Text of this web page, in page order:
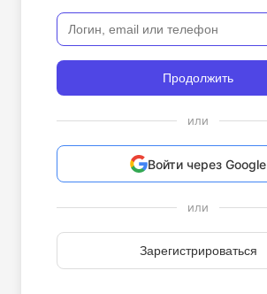
Продолжить
или
Войти через Google
или
Зарегистрироваться